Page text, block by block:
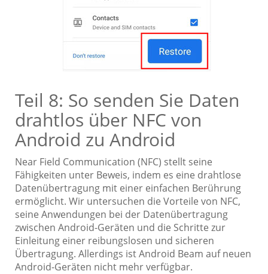
Teil 8: So senden Sie Daten
drahtlos über NFC von
Android zu Android
Near Field Communication (NFC) stellt seine
Fähigkeiten unter Beweis, indem es eine drahtlose
Datenübertragung mit einer einfachen Berührung
ermöglicht. Wir untersuchen die Vorteile von NFC,
seine Anwendungen bei der Datenübertragung
zwischen Android-Geräten und die Schritte zur
Einleitung einer reibungslosen und sicheren
Übertragung. Allerdings ist Android Beam auf neuen
Android-Geräten nicht mehr verfügbar.